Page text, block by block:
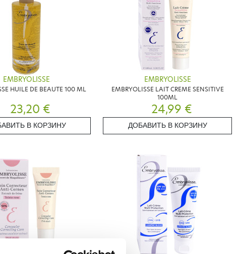
EMBRYOLISSE
HUILE DE BEAUTE 100 ML
23,20 €
В КОРЗИНУ
EMBRYOLISSE
EMBRYOLISSE LAIT CREME SENSITIVE
100ML
24,99 €
ДОБАВИТЬ В КОРЗИНУ